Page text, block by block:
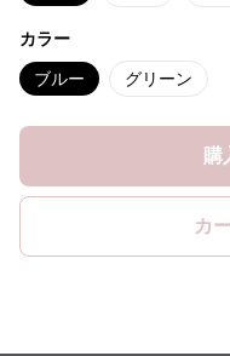
カラー
ブルー グリーン
購
カ